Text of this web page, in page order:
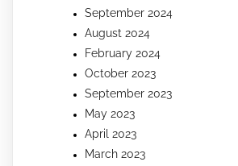
September 2024
August 2024
February 2024
October 2023
September 2023
May 2023
April 2023
March 2023